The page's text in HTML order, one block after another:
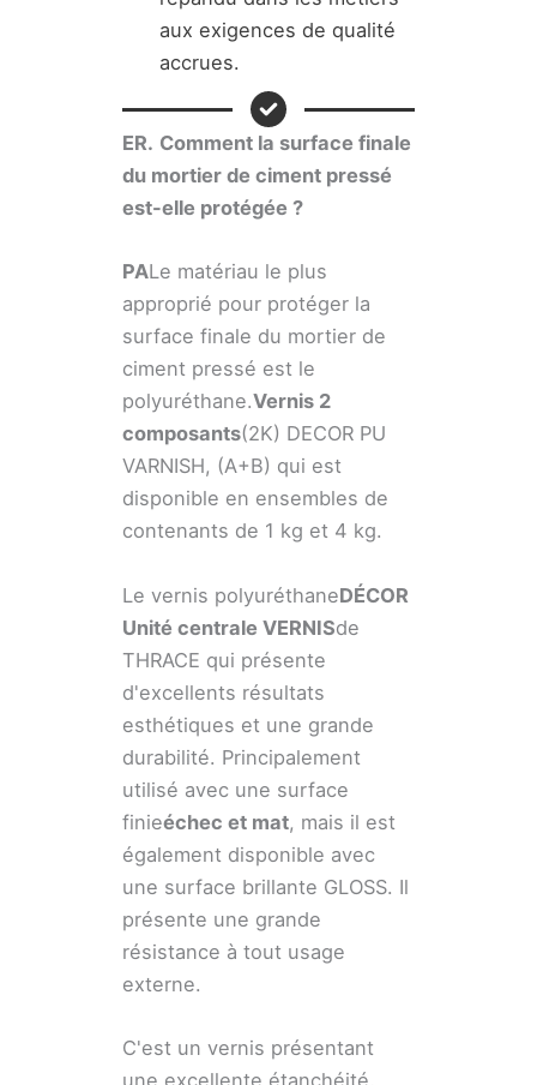
aux exigences de qualité
accrues.
ER. Comment la surface finale
du mortier de ciment pressé
est-elle protégée ?
PALe matériau le plus
approprié pour protéger la
surface finale du mortier de
ciment pressé est le
polyuréthane.Vernis 2
composants(2K) DECOR PU
VARNISH, (A+B) qui est
disponible en ensembles de
contenants de 1 kg et 4 kg.
Le vernis polyuréthaneDÉCOR
Unité centrale VERNISde
THRACE qui présente
d'excellents résultats
esthétiques et une grande
durabilité. Principalement
utilisé avec une surface
finieéchec et mat, mais il est
également disponible avec
une surface brillante GLOSS. Il
présente une grande
résistance à tout usage
externe.
C'est un vernis présentant
une excellente étanchéité,